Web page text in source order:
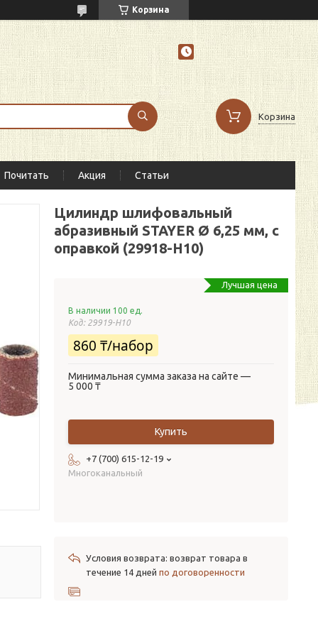
Корзина
Корзина
Почитать Акция Статьи
Цилиндр шлифовальный
абразивный STAYER Ø 6,25 мм, с
оправкой (29918-H10)
Лучшая цена
В наличии 100 ед.
Код: 29919-H10
860 ₸/набор
Минимальная сумма заказа на сайте —
5 000 ₸
Купить
+7 (700) 615-12-19
Многоканальный
возврат товара в
течение 14 дней по договоренности